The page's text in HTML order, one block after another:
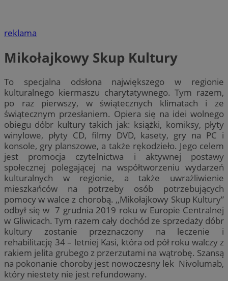
reklama
Mikołajkowy Skup Kultury
To specjalna odsłona największego w regionie
kulturalnego kiermaszu charytatywnego. Tym razem,
po raz pierwszy, w świątecznych klimatach i ze
świątecznym przesłaniem. Opiera się na idei wolnego
obiegu dóbr kultury takich jak: książki, komiksy, płyty
winylowe, płyty CD, filmy DVD, kasety, gry na PC i
konsole, gry planszowe, a także rękodzieło. Jego celem
jest promocja czytelnictwa i aktywnej postawy
społecznej polegającej na współtworzeniu wydarzeń
kulturalnych w regionie, a także uwrażliwienie
mieszkańców na potrzeby osób potrzebujących
pomocy w walce z chorobą. ,,Mikołajkowy Skup Kultury”
odbył się w 7 grudnia 2019 roku w Europie Centralnej
w Gliwicach. Tym razem cały dochód ze sprzedaży dóbr
kultury zostanie przeznaczony na leczenie i
rehabilitację 34 – letniej Kasi, która od pół roku walczy z
rakiem jelita grubego z przerzutami na wątrobę. Szansą
na pokonanie choroby jest nowoczesny lek Nivolumab,
który niestety nie jest refundowany.